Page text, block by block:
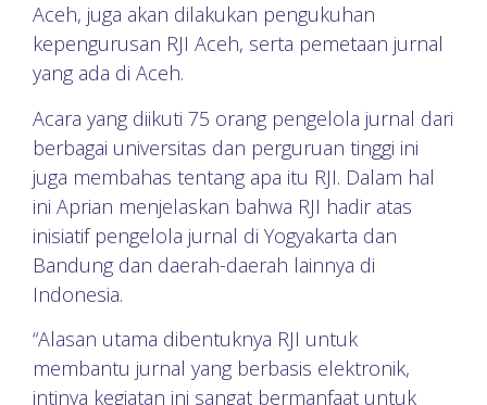
Aceh, juga akan dilakukan pengukuhan
kepengurusan RJI Aceh, serta pemetaan jurnal
yang ada di Aceh.
Acara yang diikuti 75 orang pengelola jurnal dari
berbagai universitas dan perguruan tinggi ini
juga membahas tentang apa itu RJI. Dalam hal
ini Aprian menjelaskan bahwa RJI hadir atas
inisiatif pengelola jurnal di Yogyakarta dan
Bandung dan daerah-daerah lainnya di
Indonesia.
“Alasan utama dibentuknya RJI untuk
membantu jurnal yang berbasis elektronik,
intinya kegiatan ini sangat bermanfaat untuk